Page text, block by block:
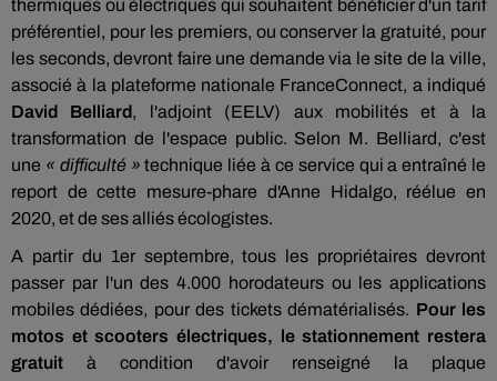
thermiques ou électriques qui souhaitent bénéficier d'un tarif
préférentiel, pour les premiers, ou conserver la gratuité, pour
les seconds, devront faire une demande via le site de la ville,
associé à la plateforme nationale FranceConnect, a indiqué
David Belliard, l'adjoint (EELV) aux mobilités et à la
transformation de l'espace public. Selon M. Belliard, c'est
une « difficulté »technique liée à ce service qui a entraîné le
report de cette mesure-phare d'Anne Hidalgo, réélue en
2020, et de ses alliés écologistes.
A partir du 1er septembre, tous les propriétaires devront
passer par l'un des 4.000 horodateurs ou les applications
mobiles dédiées, pour des tickets dématérialisés. Pour les
motos et scooters électriques, le stationnement restera
gratuit à condition d'avoir renseigné la plaque